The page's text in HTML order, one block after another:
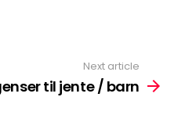
Next article
til jente / barn